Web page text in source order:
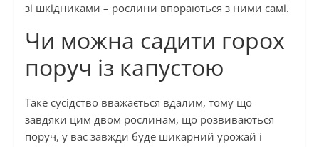
зі шкідниками – рослини впораються з ними самі.
Чи можна садити горох
поруч із капустою
Таке сусідство вважається вдалим, тому що
завдяки цим двом рослинам, що розвиваються
поруч, у вас завжди буде шикарний урожай і